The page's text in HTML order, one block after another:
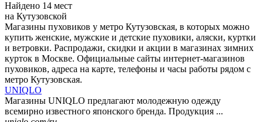
Найдено 14 мест
на Кутузовской
Магазины пуховиков у метро Кутузовская, в которых можно
купить женские, мужские и детские пуховики, аляски, куртки
и ветровки. Распродажи, скидки и акции в магазинах зимних
курток в Москве. Официальные сайты интернет-магазинов
пуховиков, адреса на карте, телефоны и часы работы рядом с
метро Кутузовская.
UNIQLO
Магазины UNIQLO предлагают молодежную одежду
всемирно известного японского бренда. Продукция ...